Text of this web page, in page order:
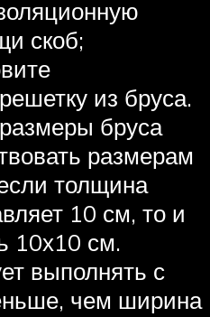
скоб;
из бруса.
бруса
размерам
толщина
10 см, то и
10х10 см.
выполнять с
чем ширина